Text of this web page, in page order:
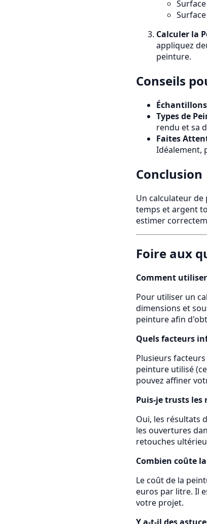
Surface
Calculer la
appliquez
peinture.
Conseils
Échantillons
Types de
rendu et sa
Faites
Idéalement,
Conclusion
Un calculateur
temps et argent
estimer
Foire aux
Comment
Pour utiliser un
dimensions et
peinture afin
Quels facteurs
Plusieurs
peinture utilisé
pouvez affiner
Puis-je trusts
Oui, les résultats
les ouvertures
retouches
Combien coûte
Le coût de la
euros par litre. Il
votre projet.